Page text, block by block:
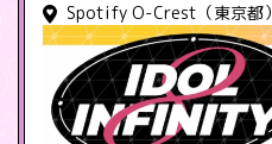
Spotify O-Crest（東京都）